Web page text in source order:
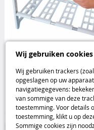
Wij gebruiken cookies
Wij gebruiken trackers
opgeslagen op uw
navigatiegegevens:
van sommige van deze
toestemming. Voor details
toestemming, klikt u op
Sommige cookies zijn
onder gootsteen en lavabo
14,95€
Huis & Vrije Tijd